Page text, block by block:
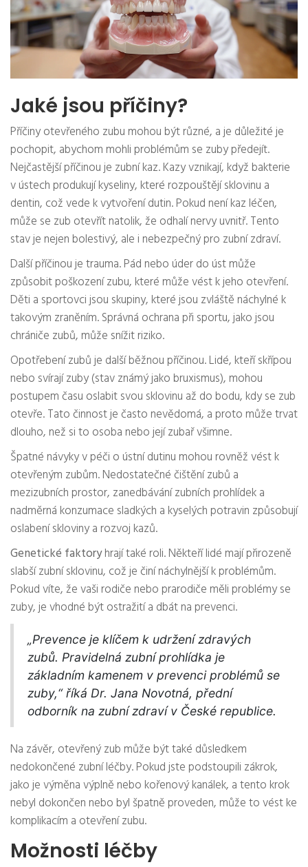
Jaké jsou příčiny?
Příčiny otevřeného zubu mohou být různé, a je důležité je
pochopit, abychom mohli problémům se zuby předejít.
Nejčastější příčinou je zubní kaz. Kazy vznikají, když bakterie
v ústech produkují kyseliny, které rozpouštějí sklovinu a
dentin, což vede k vytvoření dutin. Pokud není kaz léčen,
může se zub otevřít natolik, že odhalí nervy uvnitř. Tento
stav je nejen bolestivý, ale i nebezpečný pro zubní zdraví.
Další příčinou je trauma. Pád nebo úder do úst může
způsobit poškození zubu, které může vést k jeho otevření.
Děti a sportovci jsou skupiny, které jsou zvláště náchylné k
takovým zraněním. Správná ochrana při sportu, jako jsou
chrániče zubů, může snížit riziko.
Opotřebení zubů je další běžnou příčinou. Lidé, kteří skřípou
nebo svírají zuby (stav známý jako bruxismus), mohou
postupem času oslabit svou sklovinu až do bodu, kdy se zub
otevře. Tato činnost je často nevědomá, a proto může trvat
dlouho, než si to osoba nebo její zubař všimne.
Špatné návyky v péči o ústní dutinu mohou rovněž vést k
otevřeným zubům. Nedostatečné čištění zubů a
mezizubních prostor, zanedbávání zubních prohlídek a
nadměrná konzumace sladkých a kyselých potravin způsobují
oslabení skloviny a rozvoj kazů.
Genetické faktoryhrají také roli. Někteří lidé mají přirozeně
slabší zubní sklovinu, což je činí náchylnější k problémům.
Pokud víte, že vaši rodiče nebo prarodiče měli problémy se
zuby, je vhodné být ostražití a dbát na prevenci.
„Prevence je klíčem k udržení zdravých
zubů. Pravidelná zubní prohlídka je
základním kamenem v prevenci problémů se
zuby,“ říká Dr. Jana Novotná, přední
odborník na zubní zdraví v České republice.
Na závěr, otevřený zub může být také důsledkem
nedokončené zubní léčby. Pokud jste podstoupili zákrok,
jako je výměna výplně nebo kořenový kanálek, a tento krok
nebyl dokončen nebo byl špatně proveden, může to vést ke
komplikacím a otevření zubu.
Možnosti léčby